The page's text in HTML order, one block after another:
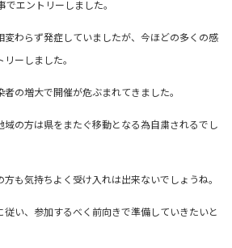
エントリーしました。
わらず発症していましたが、今ほどの多くの感
ーしました。
の増大で開催が危ぶまれてきました。
の方は県をまたぐ移動となる為自粛されるでし
も気持ちよく受け入れは出来ないでしょうね。
い、参加するべく前向きで準備していきたいと